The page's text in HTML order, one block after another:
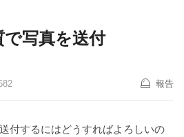
写真を送付
報告
付するにはどうすればよろしいの